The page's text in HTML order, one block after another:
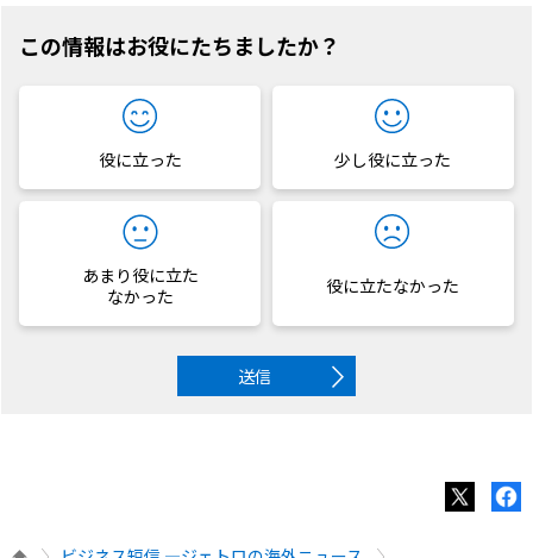
この情報はお役にたちましたか？
役に立った 少し役に立った
あまり役に立た
なかった
役に立たなかった
送信